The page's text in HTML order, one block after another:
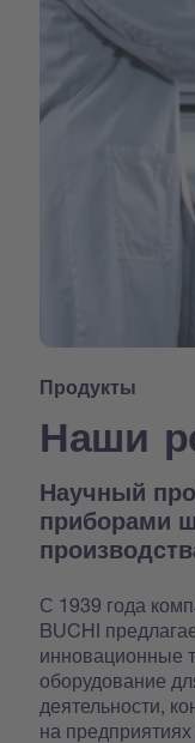
Продукты
Наши
Научный
приборами
С 1939 года
BUCHI
инновационные
оборудование
деятельности,
на